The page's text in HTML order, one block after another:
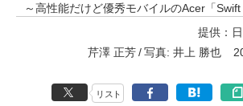
～高性能だけど優秀モバイルのAcer「Swift
提供：
芹澤 正芳
写真: 井上 勝也
リスト